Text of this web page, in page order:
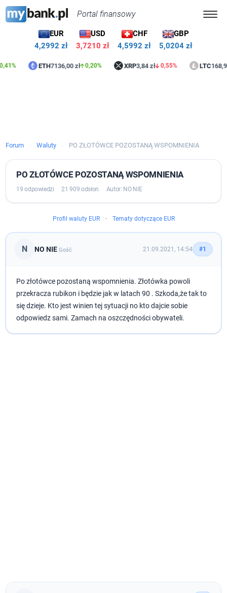
Portal finansowy
EUR
4,2992 zł
USD
3,7215 zł
CHF
4,5992 zł
GBP
5,0204 zł
ETH7136,00 zł 0,20% XRP3,84 zł 0,55% LTC168,91 zł
Forum Waluty PO ZŁOTÓWCE POZOSTANĄ WSPOMNIENIA
PO ZŁOTÓWCE POZOSTANĄ WSPOMNIENIA
19 odpowiedzi · 21 909 odsłon · Autor: NO NIE
Profil waluty EUR · Tematy dotyczące EUR
N NO NIE Gość 21.09.2021, 14:54 #1
Po złotówce pozostaną wspomnienia. Złotówka powoli
przekracza rubikon i będzie jak w latach 90 . Szkoda,że tak to
się dzieje. Kto jest winien tej sytuacji no kto dajcie sobie
odpowiedz sami. Zamach na oszczędności obywateli.